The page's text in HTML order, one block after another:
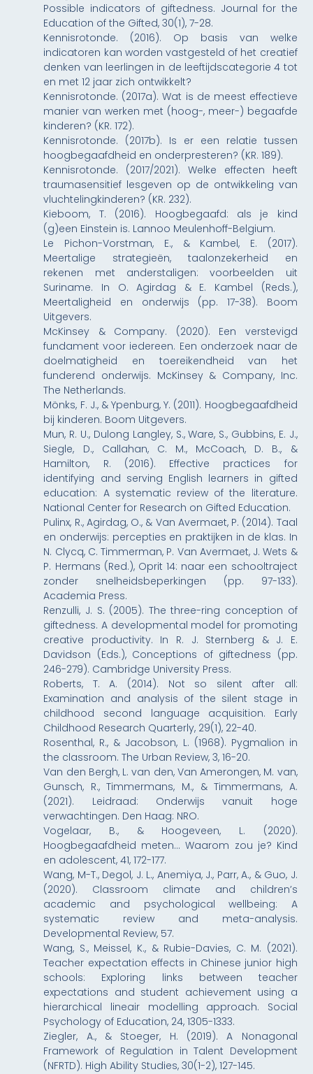
Possible indicators of giftedness. Journal for the
Education of the Gifted, 30(1), 7-28.
Kennisrotonde. (2016). Op basis van welke
indicatoren kan worden vastgesteld of het creatief
denken van leerlingen in de leeftijdscategorie 4 tot
en met 12 jaar zich ontwikkelt?
Kennisrotonde. (2017a). Wat is de meest effectieve
manier van werken met (hoog-, meer-) begaafde
kinderen? (KR. 172).
Kennisrotonde. (2017b). Is er een relatie tussen
hoogbegaafdheid en onderpresteren? (KR. 189).
Kennisrotonde. (2017/2021). Welke effecten heeft
traumasensitief lesgeven op de ontwikkeling van
vluchtelingkinderen? (KR. 232).
Kieboom, T. (2016). Hoogbegaafd: als je kind
(g)een Einstein is. Lannoo Meulenhoff-Belgium.
Le Pichon-Vorstman, E., & Kambel, E. (2017).
Meertalige strategieën, taalonzekerheid en
rekenen met anderstaligen: voorbeelden uit
Suriname. In O. Agirdag & E. Kambel (Reds.),
Meertaligheid en onderwijs (pp. 17-38). Boom
Uitgevers.
McKinsey & Company. (2020). Een verstevigd
fundament voor iedereen. Een onderzoek naar de
doelmatigheid en toereikendheid van het
funderend onderwijs. McKinsey & Company, Inc.
The Netherlands.
Mönks, F. J., & Ypenburg, Y. (2011). Hoogbegaafdheid
bij kinderen. Boom Uitgevers.
Mun, R. U., Dulong Langley, S., Ware, S., Gubbins, E. J.,
Siegle, D., Callahan, C. M., McCoach, D. B., &
Hamilton, R. (2016). Effective practices for
identifying and serving English learners in gifted
education: A systematic review of the literature.
National Center for Research on Gifted Education.
Pulinx, R., Agirdag, O., & Van Avermaet, P. (2014). Taal
en onderwijs: percepties en praktijken in de klas. In
N. Clycq, C. Timmerman, P. Van Avermaet, J. Wets &
P. Hermans (Red.), Oprit 14: naar een schooltraject
zonder snelheidsbeperkingen (pp. 97-133).
Academia Press.
Renzulli, J. S. (2005). The three-ring conception of
giftedness. A developmental model for promoting
creative productivity. In R. J. Sternberg & J. E.
Davidson (Eds.), Conceptions of giftedness (pp.
246-279). Cambridge University Press.
Roberts, T. A. (2014). Not so silent after all:
Examination and analysis of the silent stage in
childhood second language acquisition. Early
Childhood Research Quarterly, 29(1), 22-40.
Rosenthal, R., & Jacobson, L. (1968). Pygmalion in
the classroom. The Urban Review, 3, 16-20.
Van den Bergh, L. van den, Van Amerongen, M. van,
Gunsch, R., Timmermans, M., & Timmermans, A.
(2021). Leidraad: Onderwijs vanuit hoge
verwachtingen. Den Haag: NRO.
Vogelaar, B., & Hoogeveen, L. (2020).
Hoogbegaafdheid meten… Waarom zou je? Kind
en adolescent, 41, 172-177.
Wang, M-T., Degol, J. L., Anemiya, J., Parr, A., & Guo, J.
(2020). Classroom climate and children’s
academic and psychological wellbeing: A
systematic review and meta-analysis.
Developmental Review, 57.
Wang, S., Meissel, K., & Rubie-Davies, C. M. (2021).
Teacher expectation effects in Chinese junior high
schools: Exploring links between teacher
expectations and student achievement using a
hierarchical lineair modelling approach. Social
Psychology of Education, 24, 1305-1333.
Ziegler, A., & Stoeger, H. (2019). A Nonagonal
Framework of Regulation in Talent Development
(NFRTD). High Ability Studies, 30(1-2), 127-145.